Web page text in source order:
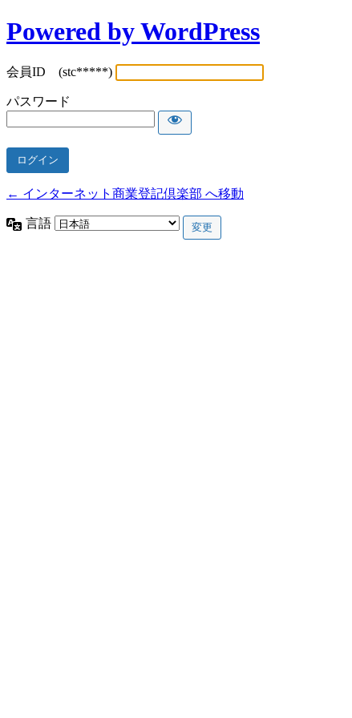
Powered by WordPress
会員ID (stc*****)
パスワード
← インターネット商業登記倶楽部 へ移動
言語